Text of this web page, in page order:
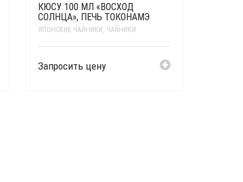
КЮСУ 100 МЛ «ВОСХОД
СОЛНЦА», ПЕЧЬ ТОКОНАМЭ
ЯПОНСКИЕ ЧАЙНИКИ ЧАЙНИКИ
Запросить цену